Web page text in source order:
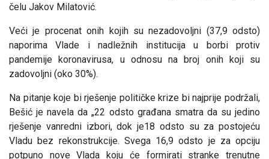
čelu Jakov Milatović.
Veći je procenat onih kojih su nezadovoljni (37,9 odsto)
naporima Vlade i nadležnih institucija u borbi protiv
pandemije koronavirusa, u odnosu na broj onih koji su
zadovoljni (oko 30%).
Na pitanje koje bi rješenje političke krize bi najprije podržali,
Bešić je navela da „22 odsto građana smatra da su jedino
rješenje vanredni izbori, dok je18 odsto su za postojeću
Vladu bez rekonstrukcije. Svega 16,9 odsto je za opciju
potpuno nove Vlada koju će formirati stranke trenutne